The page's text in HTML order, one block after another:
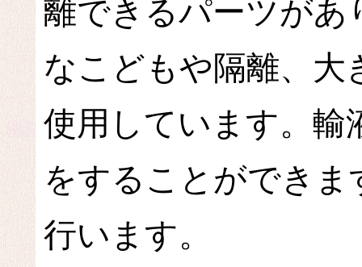
離できるパーツがあ
なこどもや隔離、
使用しています。輸
をすることができ
行います。